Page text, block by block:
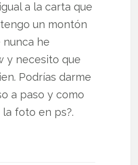
a la carta que
un montón
nunca he
y necesito que
Podrías darme
a paso y como
foto en ps?.